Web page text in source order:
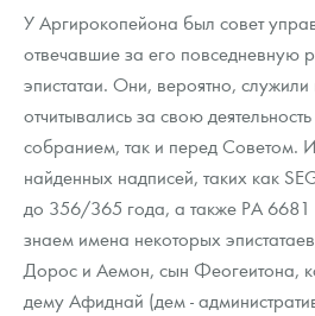
У Аргирокопейона был совет
отвечавшие за его повседневную
эпистатаи. Они, вероятно, служили
отчитывались за свою
собранием, так и перед Советом.
найденных надписей, таких как
до 356/365 года, а также PA
знаем имена некоторых
Дорос и Аемон, сын Феогеитона,
дему Афиднай (дем -